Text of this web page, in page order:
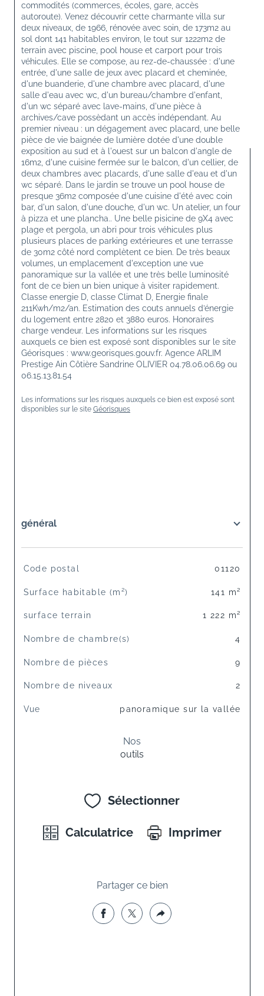
commodités (commerces, écoles, gare, accès
autoroute). Venez découvrir cette charmante villa sur
deux niveaux, de 1966, rénovée avec soin, de 173m2 au
sol dont 141 habitables environ, le tout sur 1222m2 de
terrain avec piscine, pool house et carport pour trois
véhicules. Elle se compose, au rez-de-chaussée : d'une
entrée, d'une salle de jeux avec placard et cheminée,
d'une buanderie, d'une chambre avec placard, d'une
salle d'eau avec wc, d'un bureau/chambre d'enfant,
d'un wc séparé avec lave-mains, d'une pièce à
archives/cave possèdant un accès indépendant. Au
premier niveau : un dégagement avec placard, une belle
pièce de vie baignée de lumière dotée d'une double
exposition au sud et à l'ouest sur un balcon d'angle de
16m2, d'une cuisine fermée sur le balcon, d'un cellier, de
deux chambres avec placards, d'une salle d'eau et d'un
wc séparé. Dans le jardin se trouve un pool house de
presque 36m2 composée d'une cuisine d'été avec coin
bar, d'un salon, d'une douche, d'un wc. Un atelier, un four
à pizza et une plancha.. Une belle pisicine de 9X4 avec
plage et pergola, un abri pour trois véhicules plus
plusieurs places de parking extérieures et une terrasse
de 30m2 côté nord complètent ce bien. De très beaux
volumes, un emplacement d'exception une vue
panoramique sur la vallée et une très belle luminosité
font de ce bien un bien unique à visiter rapidement.
Classe energie D, classe Climat D, Energie finale
211Kwh/m2/an. Estimation des couts annuels d’énergie
du logement entre 2820 et 3880 euros. Honoraires
charge vendeur. Les informations sur les risques
auxquels ce bien est exposé sont disponibles sur le site
Géorisques : www.georisques.gouv.fr. Agence ARLIM
Prestige Ain Côtière Sandrine OLIVIER 04.78.06.06.69 ou
06.15.13.81.54
Les informations sur les risques auxquels ce bien est exposé sont
disponibles sur le site Géorisques
général
TRAD_SIROCCO_Caracteristique
Code postal 01120
Surface habitable (m²) 141 m²
surface terrain 1 222 m²
Nombre de chambre(s) 4
Nombre de pièces 9
Nombre de niveaux 2
Vue panoramique sur la vallée
Nos
outils
Sélectionner
Calculatrice Imprimer
Partager ce bien